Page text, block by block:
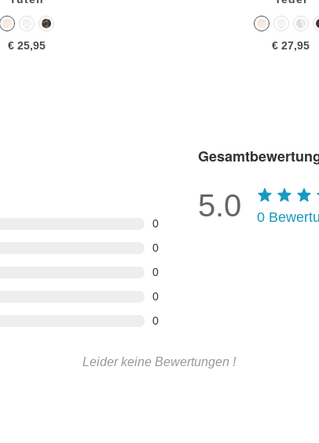
€ 25,95 € 27,95
0
0
0
0
0
5.0 0
Leider keine Bewertungen !